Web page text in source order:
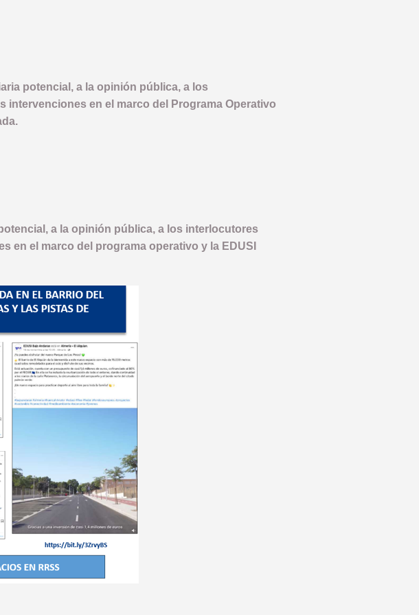
potencial, a la opinión pública, a los
en el marco del Programa Operativo
a la opinión pública, a los interlocutores
en el marco del programa operativo y la EDUSI